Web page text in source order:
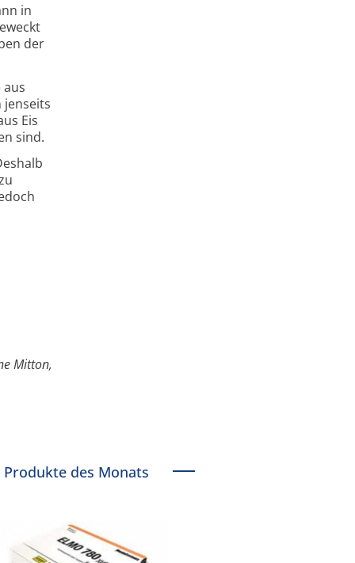
in
der
aus
jenseits
Eis
sind.
Mitton,
Produkte des Monats